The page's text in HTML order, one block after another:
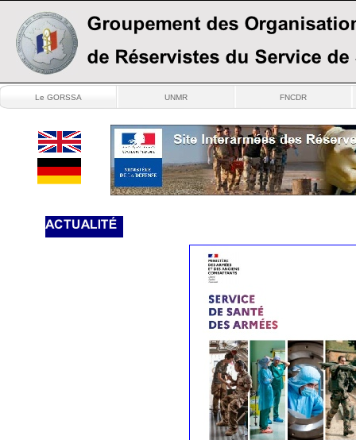
Le GORSSA UNMR FNCDR